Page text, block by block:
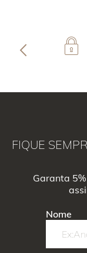
FIQUE
Garanta
Nome